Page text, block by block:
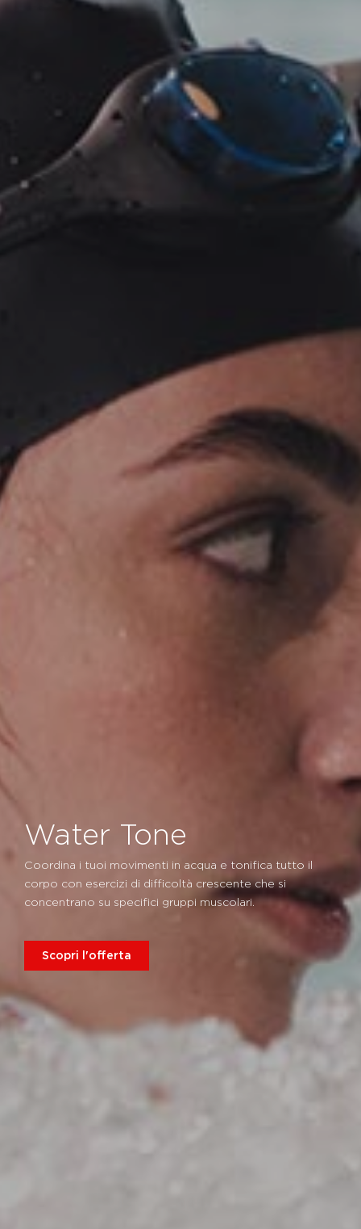
Water Tone
Coordina i tuoi movimenti in acqua e tonifica tutto il
corpo con esercizi di difficoltà crescente che si
concentrano su specifici gruppi muscolari.
Scopri l'offerta